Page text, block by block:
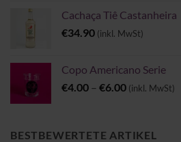
Cachaça Tiê Castanheira
€34.90 (inkl. MwSt)
Copo Americano Serie
€4.00 – €6.00Preisspanne:
€6.00
(inkl. MwSt)
BESTBEWERTETE ARTIKEL